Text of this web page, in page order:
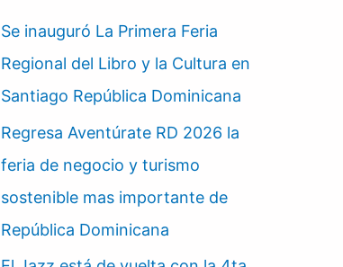
Se inauguró La Primera Feria
Regional del Libro y la Cultura en
Santiago República Dominicana
Regresa Aventúrate RD 2026 la
feria de negocio y turismo
sostenible mas importante de
República Dominicana